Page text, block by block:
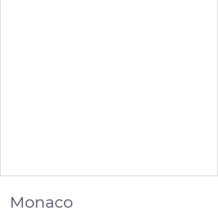
Monaco